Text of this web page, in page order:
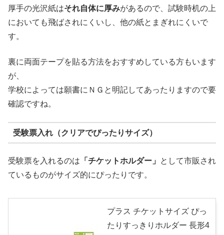
厚手の光沢紙はそれ自体に厚みがあるので、試験時机の上
においても飛ばされにくいし、他の紙とまぎれにくいで
す。
裏に両面テープを貼る方法をおすすめしている方もいます
が、
学校によっては願書にＮＧと明記してあったりますので要
確認ですね。
受験票入れ（クリアでぴったりサイズ）
受験票を入れるのは 「チケットホルダー」
として市販され
ているものがサイズ的にぴったりです。
プラス チケットサイズ ぴっ
たりすっきりホルダー 長形4